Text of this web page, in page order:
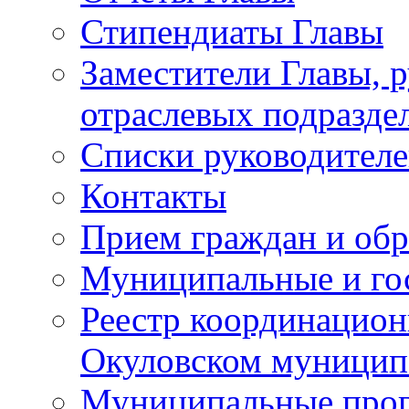
Стипендиаты Главы
Заместители Главы,
отраслевых
Списки
Контакты
Прием граждан и
Муниципальные и
Реестр
Окуловском